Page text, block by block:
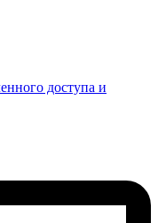
доступа и